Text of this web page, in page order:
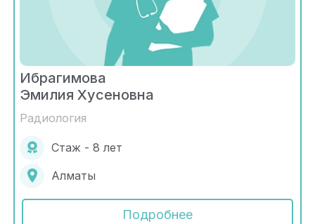
Ибрагимова
Эмилия Хусеновна
Радиология
Стаж - 8 лет
Алматы
Подробнее